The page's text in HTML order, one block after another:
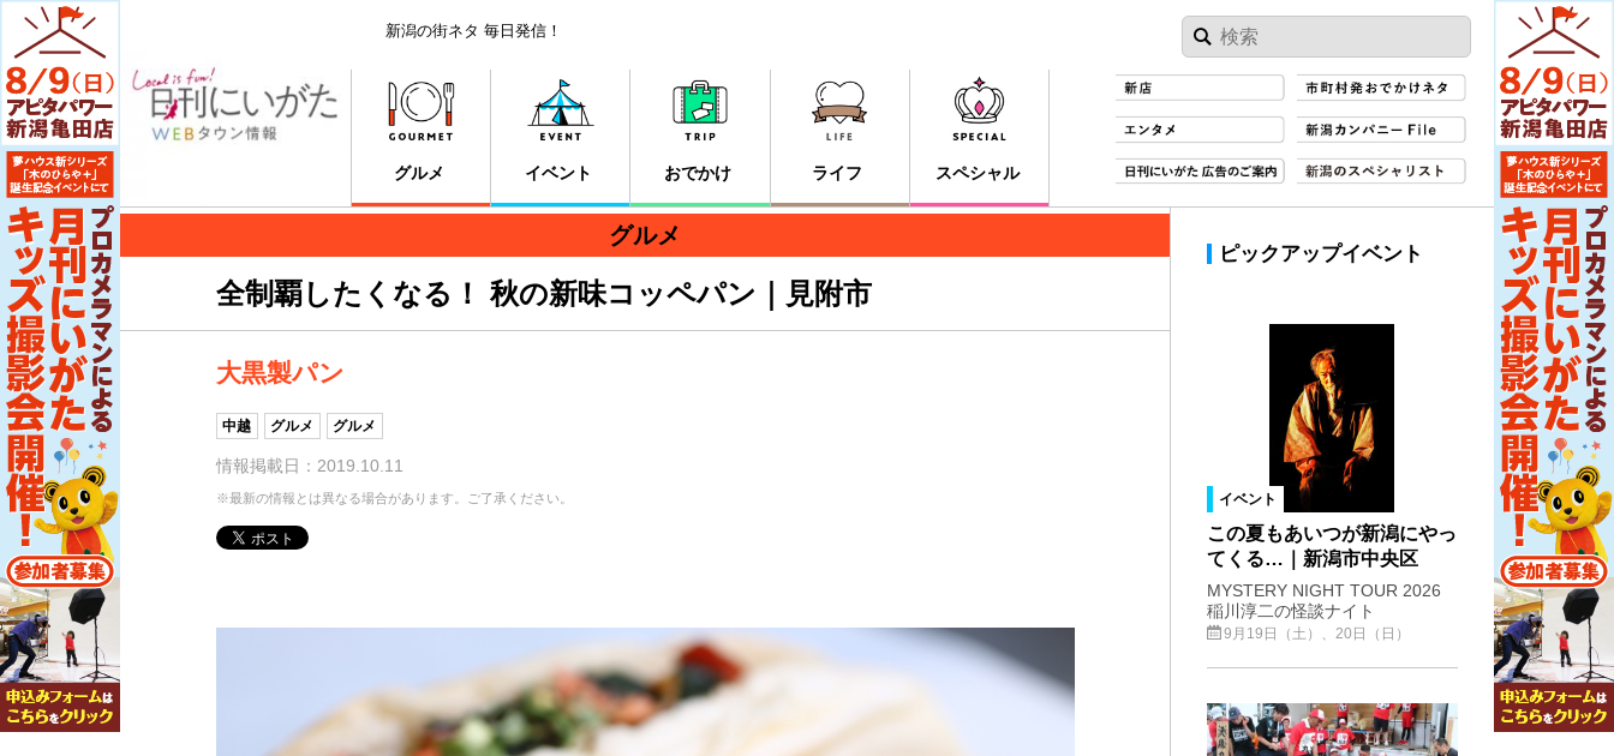
新潟の街ネタ 毎日発信！
グルメ イベント おでかけ ライフ スペシャル
グルメ
全制覇したくなる！ 秋の新味コッペパン｜見附市
大黒製パン
中越 グルメ グルメ
情報掲載日：2019.10.11
※最新の情報とは異なる場合があります。ご了承ください。
ピックアップイベント
イベント
この夏もあいつが新潟にやっ
てくる…｜新潟市中央区
MYSTERY NIGHT TOUR 2026
稲川淳二の怪談ナイト
9月19日（土）、20日（日）